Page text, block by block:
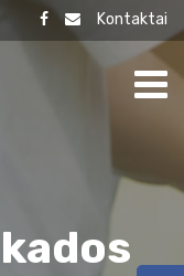
Kontaktai